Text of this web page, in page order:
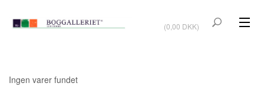
(0,00 DKK)
Ingen varer fundet